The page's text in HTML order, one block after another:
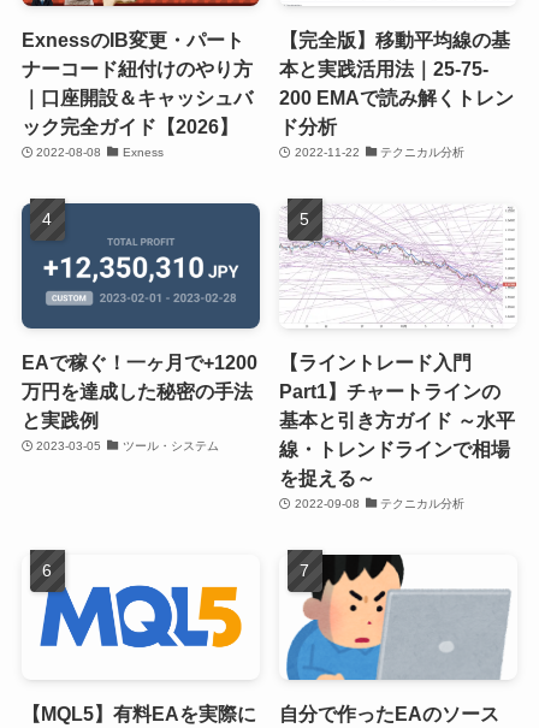
ExnessのIB変更・パート
ナーコード紐付けのやり方
｜口座開設＆キャッシュバ
ック完全ガイド【2026】
2022-08-08 Exness
【完全版】移動平均線の基
本と実践活用法｜25-75-
200 EMAで読み解くトレン
ド分析
2022-11-22 テクニカル分析
EAで稼ぐ！一ヶ月で+1200
万円を達成した秘密の手法
と実践例
2023-03-05 ツール・システム
【ライントレード入門
Part1】チャートラインの
基本と引き方ガイド ～水平
線・トレンドラインで相場
を捉える～
2022-09-08 テクニカル分析
【MQL5】有料EAを実際に
自分で作ったEAのソース